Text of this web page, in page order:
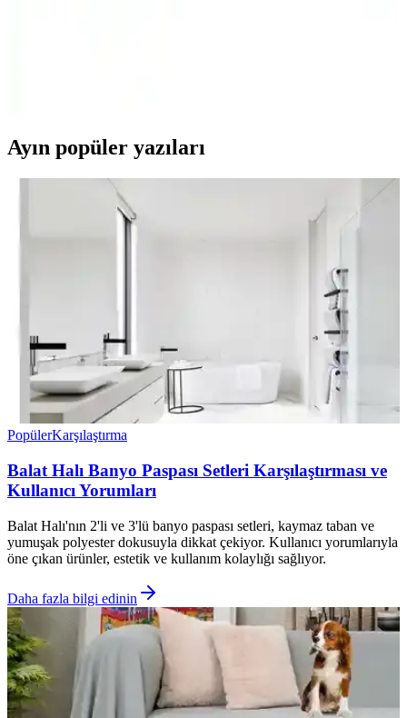
Ayın popüler yazıları
PopülerKarşılaştırma
Balat Halı Banyo Paspası Setleri Karşılaştırması ve
Kullanıcı Yorumları
Balat Halı'nın 2'li ve 3'lü banyo paspası setleri, kaymaz taban ve
yumuşak polyester dokusuyla dikkat çekiyor. Kullanıcı yorumlarıyla
öne çıkan ürünler, estetik ve kullanım kolaylığı sağlıyor.
Daha fazla bilgi edinin